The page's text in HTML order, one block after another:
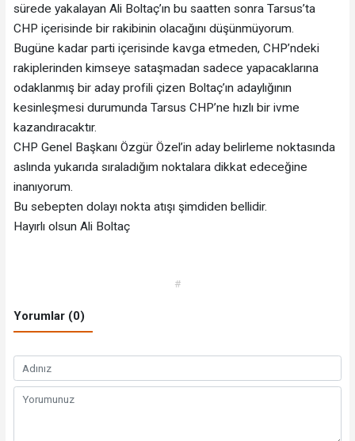
sürede yakalayan Ali Boltaç’ın bu saatten sonra Tarsus’ta
CHP içerisinde bir rakibinin olacağını düşünmüyorum.
Bugüne kadar parti içerisinde kavga etmeden, CHP’ndeki
rakiplerinden kimseye sataşmadan sadece yapacaklarına
odaklanmış bir aday profili çizen Boltaç’ın adaylığının
kesinleşmesi durumunda Tarsus CHP’ne hızlı bir ivme
kazandıracaktır.
CHP Genel Başkanı Özgür Özel’in aday belirleme noktasında
aslında yukarıda sıraladığım noktalara dikkat edeceğine
inanıyorum.
Bu sebepten dolayı nokta atışı şimdiden bellidir.
Hayırlı olsun Ali Boltaç
#
Yorumlar (0)